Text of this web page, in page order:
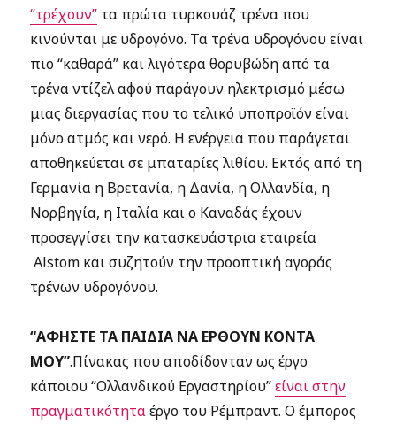
“τρέχουν” τα πρώτα τυρκουάζ τρένα που
κινούνται με υδρογόνο. Τα τρένα υδρογόνου είναι
πιο “καθαρά” και λιγότερα θορυβώδη από τα
τρένα ντίζελ αφού παράγουν ηλεκτρισμό μέσω
μιας διεργασίας που το τελικό υποπροϊόν είναι
μόνο ατμός και νερό. Η ενέργεια που παράγεται
αποθηκεύεται σε μπαταρίες λιθίου. Εκτός από τη
Γερμανία η Βρετανία, η Δανία, η Ολλανδία, η
Νορβηγία, η Ιταλία και ο Καναδάς έχουν
προσεγγίσει την κατασκευάστρια εταιρεία
Alstom και συζητούν την προοπτική αγοράς
τρένων υδρογόνου.
“ΑΦΗΣΤΕ ΤΑ ΠΑΙΔΙΑ ΝΑ ΕΡΘΟΥΝ ΚΟΝΤΑ
ΜΟΥ”.Πίνακας που αποδίδονταν ως έργο
κάποιου “Ολλανδικού Εργαστηρίου”είναι στην
πραγματικότηταέργο του Ρέμπραντ. O έμπορος